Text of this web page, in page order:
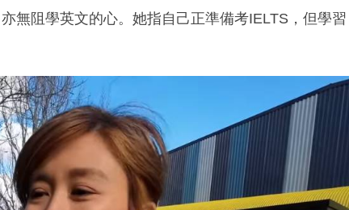
無阻學英文的心。她指自己正準備考IELTS，但學習